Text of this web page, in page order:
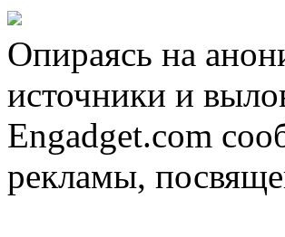
Опираясь на
источники и
Engadget.com
рекламы,